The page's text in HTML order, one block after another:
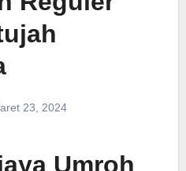
23, 2024
Umroh